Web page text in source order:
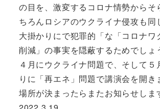
の目を、激変するコロナ情勢からそ
ちろんロシアのウクライナ侵攻も同
大掛かりにで犯罪的「な「コロナワ
削減」の事実を隠蔽するためでし
４月にウクライナ問題で、そして５
りに「再エネ」問題で講演会を開き
場所が決まったらまたお知らせしま